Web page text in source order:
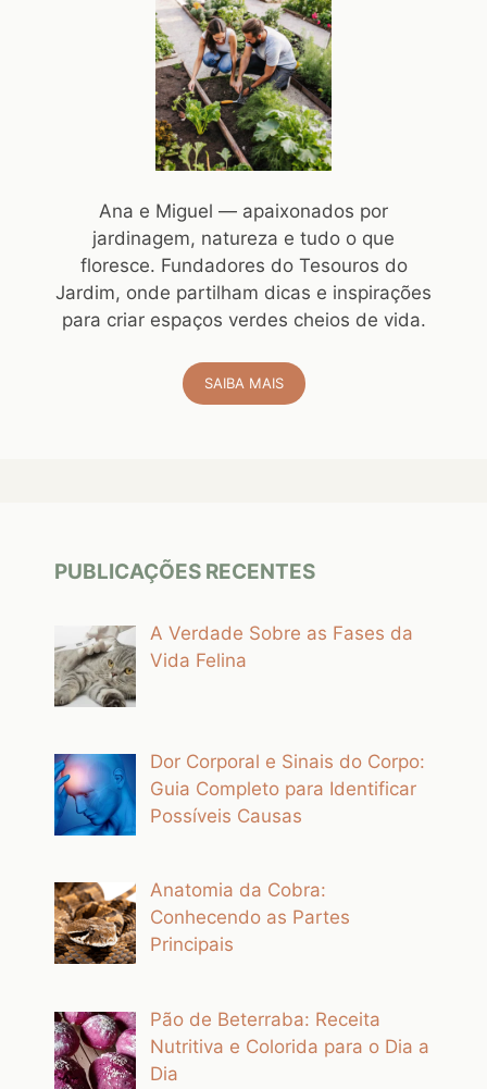
Ana e Miguel — apaixonados por
jardinagem, natureza e tudo o que
floresce. Fundadores do Tesouros do
Jardim, onde partilham dicas e inspirações
para criar espaços verdes cheios de vida.
SAIBA MAIS
PUBLICAÇÕES RECENTES
A Verdade Sobre as Fases da
Vida Felina
Dor Corporal e Sinais do Corpo:
Guia Completo para Identificar
Possíveis Causas
Anatomia da Cobra:
Conhecendo as Partes
Principais
Pão de Beterraba: Receita
Nutritiva e Colorida para o Dia a
Dia